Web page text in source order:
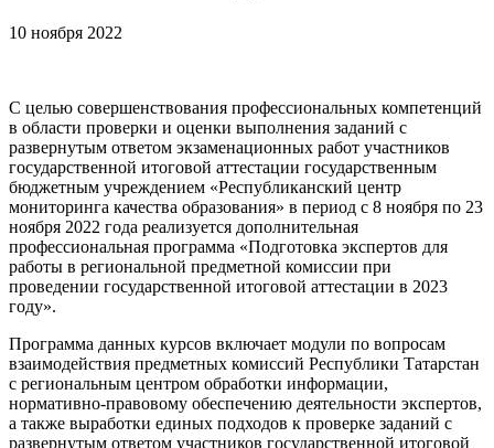
10 ноября 2022
С целью совершенствования профессиональных компетенций
в области проверки и оценки выполнения заданий с
развернутым ответом экзаменационных работ участников
государственной итоговой аттестации государственным
бюджетным учреждением «Республиканский центр
мониторинга качества образования» в период с 8 ноября по 23
ноября 2022 года реализуется дополнительная
профессиональная программа «Подготовка экспертов для
работы в региональной предметной комиссии при
проведении государственной итоговой аттестации в 2023
году».
Программа данных курсов включает модули по вопросам
взаимодействия предметных комиссий Республики Татарстан
с региональным центром обработки информации,
нормативно-правовому обеспечению деятельности экспертов,
а также выработки единых подходов к проверке заданий с
развернутым ответом участников государственной итоговой